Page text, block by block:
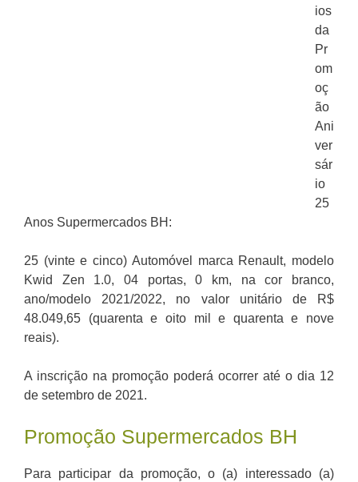
ios
da
Pr
om
oç
ão
Ani
ver
sár
io
25
Anos Supermercados BH:
25 (vinte e cinco) Automóvel marca Renault, modelo
Kwid Zen 1.0, 04 portas, 0 km, na cor branco,
ano/modelo 2021/2022, no valor unitário de R$
48.049,65 (quarenta e oito mil e quarenta e nove
reais).
A inscrição na promoção poderá ocorrer até o dia 12
de setembro de 2021.
Promoção Supermercados BH
Para participar da promoção, o (a) interessado (a)